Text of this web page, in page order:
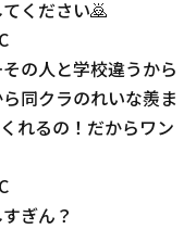
ください🙇
の人と学校違うから
同クラのれいな羨ま
れるの！だからワン
ぎん？